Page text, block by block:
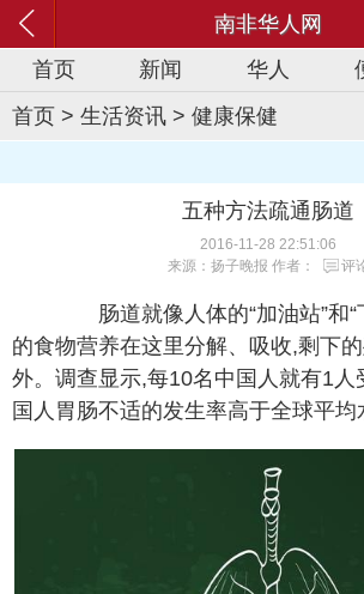
南非华人网
首页
新闻 华人
首页 > 生活资讯 > 健康保健
五种方法疏通肠道
2016-11-28 22:51:06
来源：扬子晚报 作者：
评
肠道就像人体的“加油站”和“
的食物营养在这里分解、吸收,剩下
外。调查显示,每10名中国人就有1人
国人胃肠不适的发生率高于全球平均